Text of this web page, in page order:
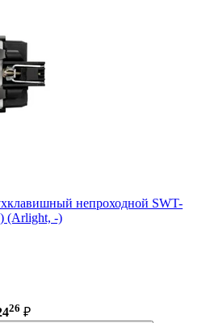
непроходной SWT-
(Arlight, -)
26 ₽